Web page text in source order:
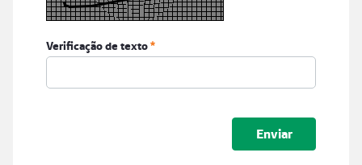
Verificação de texto
Submeter